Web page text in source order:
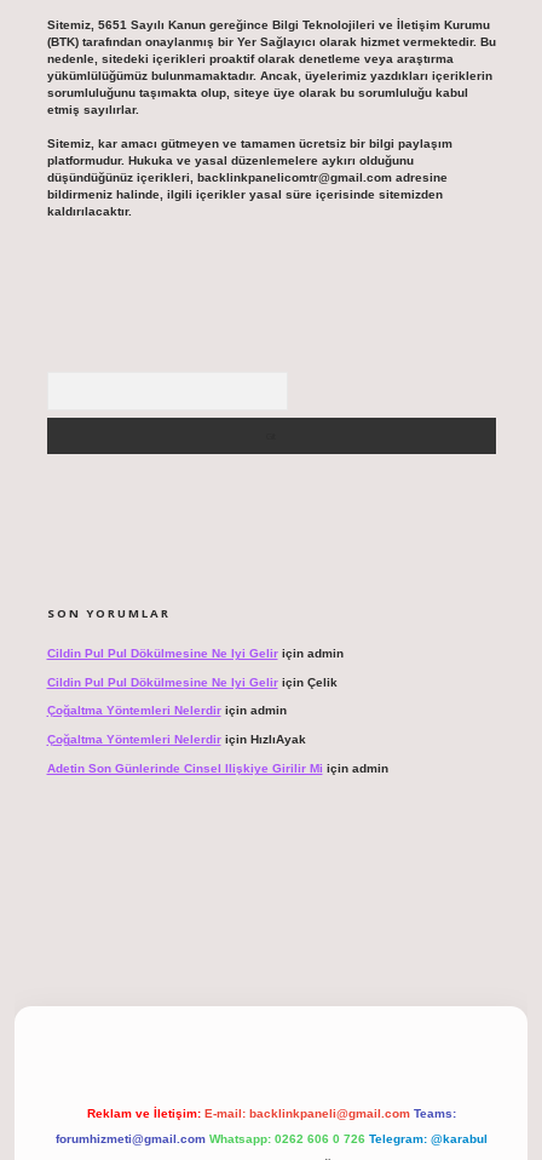
Sitemiz, 5651 Sayılı Kanun gereğince Bilgi Teknolojileri ve İletişim Kurumu
(BTK) tarafından onaylanmış bir Yer Sağlayıcı olarak hizmet vermektedir. Bu
nedenle, sitedeki içerikleri proaktif olarak denetleme veya araştırma
yükümlülüğümüz bulunmamaktadır. Ancak, üyelerimiz yazdıkları içeriklerin
sorumluluğunu taşımakta olup, siteye üye olarak bu sorumluluğu kabul
etmiş sayılırlar.
Sitemiz, kar amacı gütmeyen ve tamamen ücretsiz bir bilgi paylaşım
platformudur. Hukuka ve yasal düzenlemelere aykırı olduğunu
düşündüğünüz içerikleri, backlinkpanelicomtr@gmail.comadresine
bildirmeniz halinde, ilgili içerikler yasal süre içerisinde sitemizden
kaldırılacaktır.
SON YORUMLAR
Cildin Pul Pul Dökülmesine Ne Iyi Geliriçin admin
Cildin Pul Pul Dökülmesine Ne Iyi Geliriçin Çelik
Çoğaltma Yöntemleri Nelerdiriçin admin
Çoğaltma Yöntemleri Nelerdiriçin HızlıAyak
Adetin Son Günlerinde Cinsel Ilişkiye Girilir Mi için admin
Reklam ve İletişim: E-mail: backlinkpaneli@gmail.com Teams:
forumhizmeti@gmail.com Whatsapp: 0262 606 0 726 Telegram: @karabul